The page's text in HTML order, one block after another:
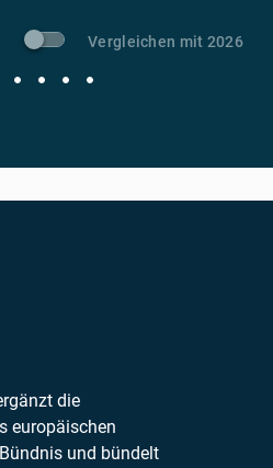
Vergleichen mit 2026
die
europäischen
und bündelt